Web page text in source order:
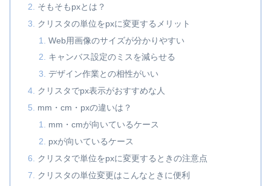
そもそもpxとは？
クリスタの単位をpxに変更するメリット
Web用画像のサイズが分かりやすい
キャンバス設定のミスを減らせる
デザイン作業との相性がいい
クリスタでpx表示がおすすめな人
mm・cm・pxの違いは？
mm・cmが向いているケース
pxが向いているケース
クリスタで単位をpxに変更するときの注意点
クリスタの単位変更はこんなときに便利